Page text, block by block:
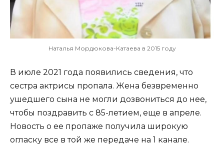
Наталья Мордюкова-Катаева в 2015 году
В июле 2021 года появились сведения, что
сестра актрисы пропала. Жена безвременно
ушедшего сына не могли дозвониться до нее,
чтобы поздравить с 85-летием, еще в апреле.
Новость о ее пропаже получила широкую
огласку все в той же передаче на 1 канале.